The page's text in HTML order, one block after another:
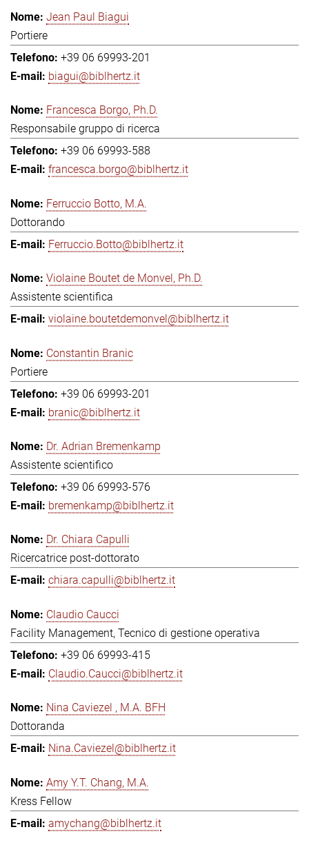
Jean Paul Biagui
Portiere
+39 06 69993-201
biagui@biblhertz.it
Francesca Borgo, Ph.D.
Responsabile gruppo di ricerca
+39 06 69993-588
francesca.borgo@biblhertz.it
Ferruccio Botto, M.A.
Dottorando
Ferruccio.Botto@biblhertz.it
Violaine Boutet de Monvel, Ph.D.
Assistente scientifica
violaine.boutetdemonvel@biblhertz.it
Constantin Branic
Portiere
+39 06 69993-201
branic@biblhertz.it
Dr. Adrian Bremenkamp
Assistente scientifico
+39 06 69993-576
bremenkamp@biblhertz.it
Dr. Chiara Capulli
Ricercatrice post-dottorato
chiara.capulli@biblhertz.it
Claudio Caucci
Facility Management, Tecnico di gestione operativa
+39 06 69993-415
Claudio.Caucci@biblhertz.it
Nina Caviezel , M.A. BFH
Dottoranda
Nina.Caviezel@biblhertz.it
Amy Y.T. Chang, M.A.
Kress Fellow
amychang@biblhertz.it